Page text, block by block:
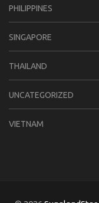
PHILIPPINES
SINGAPORE
THAILAND
UNCATEGORIZED
VIETNAM